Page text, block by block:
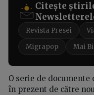
Citește
Revista Presei
Migrapop
Mai
O serie de
în prezent de către